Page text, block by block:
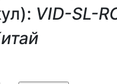
VID-SL-